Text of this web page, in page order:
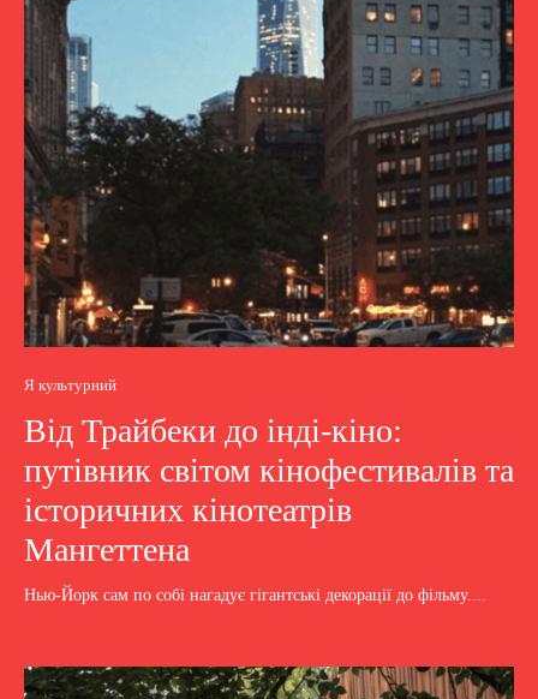
Я культурний
Від Трайбеки до інді-кіно:
путівник світом кінофестивалів та
історичних кінотеатрів
Мангеттена
Нью-Йорк сам по собі нагадує гігантські декорації до фільму....